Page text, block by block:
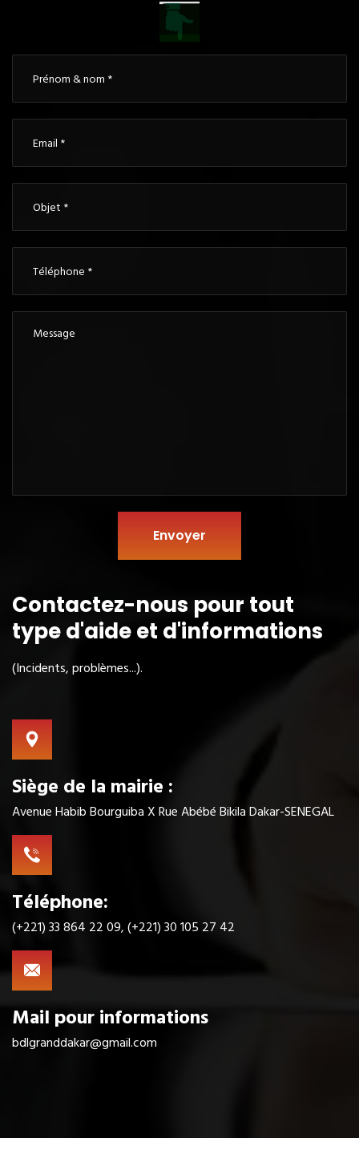
Envoyer
Contactez-nous pour tout
typed'aide et d'informations
(Incidents, problèmes...).
Siège de la mairie :
Avenue Habib Bourguiba X Rue Abébé Bikila Dakar-SENEGAL
Téléphone:
(+221) 33 864 22 09, (+221) 30 105 27 42
Mail pour informations
bdlgranddakar@gmail.com